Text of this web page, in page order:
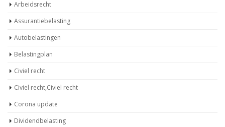
Arbeidsrecht
Assurantiebelasting
Autobelastingen
Belastingplan
Civiel recht
Civiel recht,Civiel recht
Corona update
Dividendbelasting